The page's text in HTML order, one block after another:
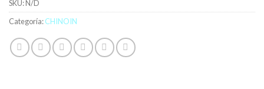
SKU:N/D
Categoría:CHINOIN